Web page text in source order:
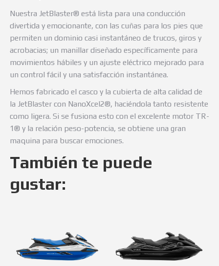
Nuestra JetBlaster® está lista para una conducción
divertida y emocionante, con las cuñas para los pies que
permiten un dominio casi instantáneo de trucos, giros y
acrobacias; un manillar diseñado específicamente para
movimientos hábiles y un ajuste eléctrico mejorado para
un control fácil y una satisfacción instantánea.
Hemos fabricado el casco y la cubierta de alta calidad de
la JetBlaster con NanoXcel2®, haciéndola tanto resistente
como ligera. Si se fusiona esto con el excelente motor TR-
1® y la relación peso-potencia, se obtiene una gran
maquina para buscar emociones.
También te puede
gustar: